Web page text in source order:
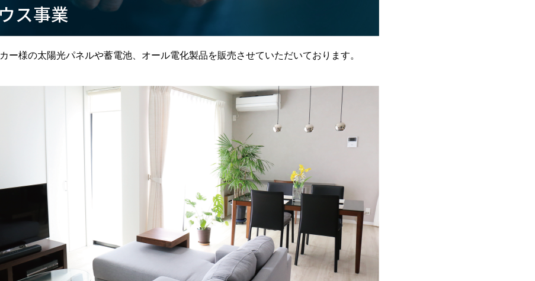
ー様の太陽光パネルや蓄電池、オール電化製品を販売させていただいております。